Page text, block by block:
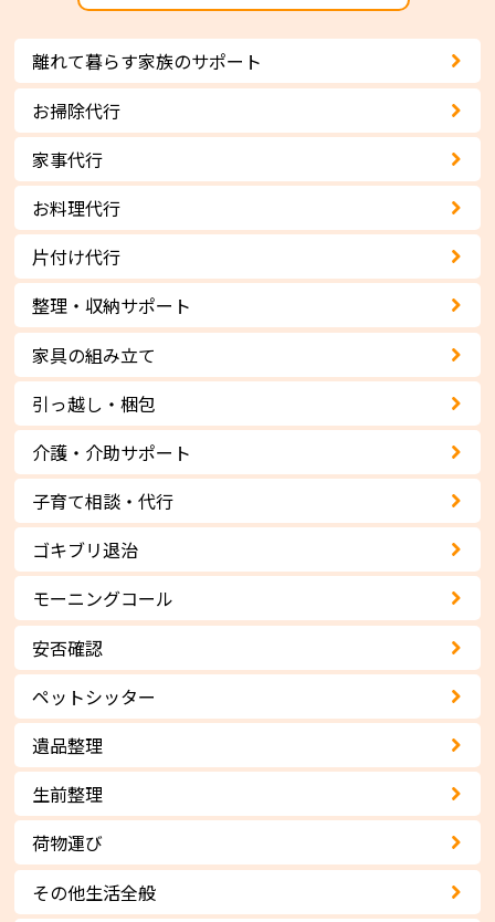
離れて暮らす家族のサポート
お掃除代行
家事代行
お料理代行
片付け代行
整理・収納サポート
家具の組み立て
引っ越し・梱包
介護・介助サポート
子育て相談・代行
ゴキブリ退治
モーニングコール
安否確認
ペットシッター
遺品整理
生前整理
荷物運び
その他生活全般